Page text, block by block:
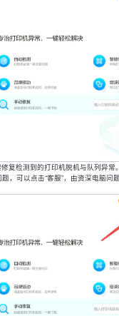
复检测到的打印机脱机与队列异常。
，可以点击“客服”，由资深电脑问